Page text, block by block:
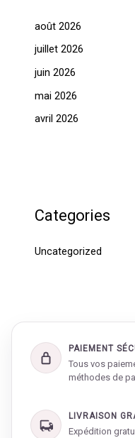
août 2026
juillet 2026
juin 2026
mai 2026
avril 2026
Categories
Uncategorized
PAIEMENT
Tous vos
méthodes de
LIVRAISON
Expédition